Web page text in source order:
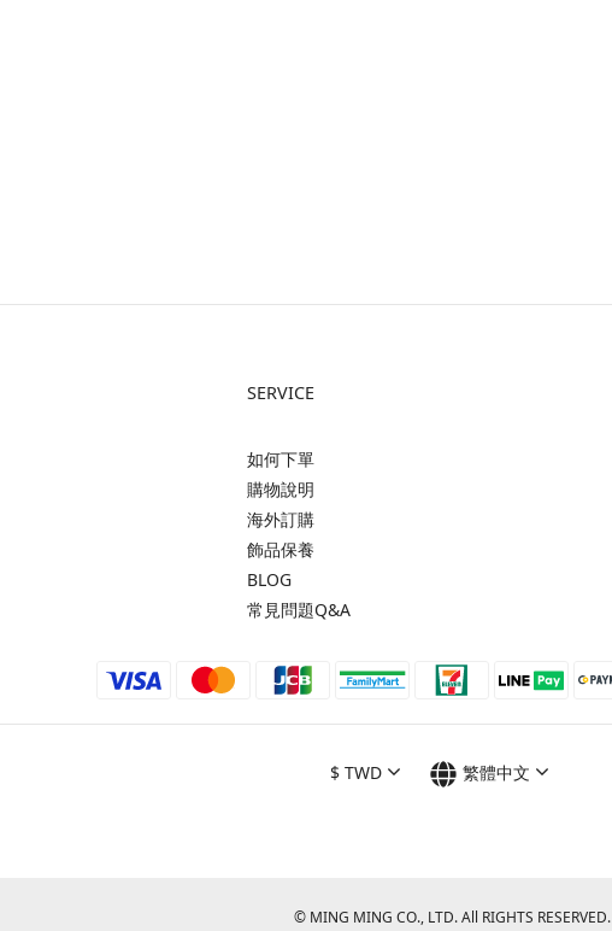
SERVICE
如何下單
購物說明
海外訂購
飾品保養
BLOG
常見問題Q&A
$ TWD 繁體中文
© MING MING CO., LTD. All RIGHTS RESERVED.